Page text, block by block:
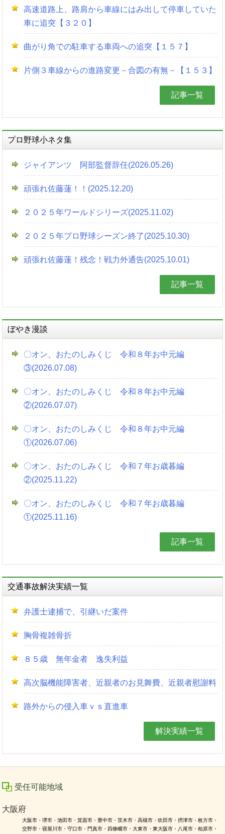
高速道路上、路肩から車線にはみ出して停車していた
車に追突【３２０】
曲がり角での駐車する車両への追突【１５７】
片側３車線からの進路変更－合図の有無－【１５３】
記事一覧
プロ野球小ネタ集
ジャイアンツ 阿部監督辞任(2026.05.26)
頑張れ佐藤蓮！！(2025.12.20)
２０２５年ワールドシリーズ(2025.11.02)
２０２５年プロ野球シーズン終了(2025.10.30)
頑張れ佐藤蓮！残念！戦力外通告(2025.10.01)
記事一覧
ぼやき漫談
〇オン、おたのしみくじ 令和８年お中元編
③(2026.07.08)
〇オン、おたのしみくじ 令和８年お中元編
②(2026.07.07)
〇オン、おたのしみくじ 令和８年お中元編
①(2026.07.06)
〇オン、おたのしみくじ 令和７年お歳暮編
②(2025.11.22)
〇オン、おたのしみくじ 令和７年お歳暮編
①(2025.11.16)
記事一覧
交通事故解決実績一覧
弁護士逮捕で、引継いだ案件
胸骨複雑骨折
８５歳 無年金者 逸失利益
高次脳機能障害者、近親者のお見舞費、近親者慰謝料
路外からの侵入車ｖｓ直進車
解決実績一覧
受任可能地域
大阪府
大阪市・堺市・池田市・箕面市・豊中市・茨木市・高槻市・吹田市・摂津市・枚方市・
交野市・寝屋川市・守口市・門真市・四條畷市・大東市・東大阪市・八尾市・柏原市・